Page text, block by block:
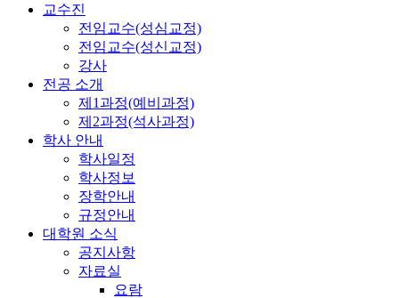
교수진
전임교수(성심교정)
전임교수(성신교정)
강사
전공 소개
제1과정(예비과정)
제2과정(석사과정)
학사 안내
학사일정
학사정보
장학안내
규정안내
대학원 소식
공지사항
자료실
요람